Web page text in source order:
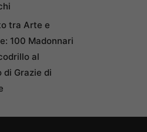
tra Arte e
100 Madonnari
al
di Grazie di